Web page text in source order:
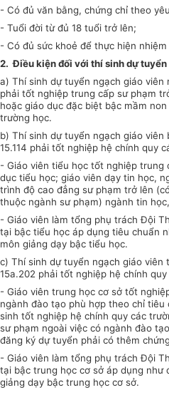
- Có đủ văn bằng, chứng chỉ theo
- Tuổi đời từ đủ 18 tuổi trở lên;
- Có đủ sức khoẻ để thực hiện nhiệm
2.Điều kiện đối với thí sinh dự
a) Thí sinh dự tuyển ngạch giáo viên
phải tốt nghiệp trung cấp sư phạm
hoặc giáo dục đặc biệt bậc mầm
trường học.
b) Thí sinh dự tuyển ngạch giáo viên
15.114 phải tốt nghiệp hệ chính quy
- Giáo viên tiểu học tốt nghiệp trung
dục tiểu học; giáo viên dạy tin học,
trình độ cao đẳng sư phạm trở lên
thuộc ngành sư phạm) ngành tin
- Giáo viên làm tổng phụ trách Đội
tại bậc tiểu học áp dụng tiêu chuẩn
môn giảng dạy bậc tiểu học.
c) Thí sinh dự tuyển ngạch giáo viên
15a.202 phải tốt nghiệp hệ chính
- Giáo viên trung học cơ sở tốt
ngành đào tạo phù hợp theo chỉ
sinh tốt nghiệp hệ chính quy các
sư phạm ngoài việc có ngành đào
đăng ký dự tuyển phải có thêm
- Giáo viên làm tổng phụ trách Đội
tại bậc trung học cơ sở áp dụng như
giảng dạy bậc trung học cơ sở.